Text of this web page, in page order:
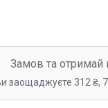
Замов та отримай
заощаджуєте 312 ₴,